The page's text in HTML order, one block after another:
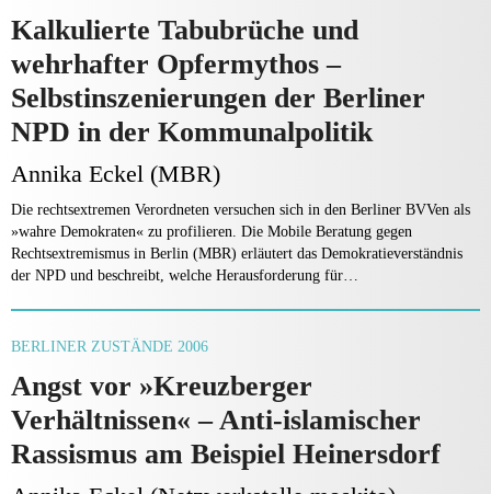
Kalkulierte Tabubrüche und
wehrhafter Opfermythos –
Selbstinszenierungen der Berliner
NPD in der Kommunalpolitik
Annika Eckel (MBR)
Die rechtsextremen Verordneten versuchen sich in den Berliner BVVen als
»wahre Demokraten« zu profilieren. Die Mobile Beratung gegen
Rechtsextremismus in Berlin (MBR) erläutert das Demokratieverständnis
der NPD und beschreibt, welche Herausforderung für…
BERLINER ZUSTÄNDE 2006
Angst vor »Kreuzberger
Verhältnissen« – Anti-islamischer
Rassismus am Beispiel Heinersdorf